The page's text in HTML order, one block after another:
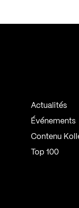
Actualités
Événements
Contenu
Top 100